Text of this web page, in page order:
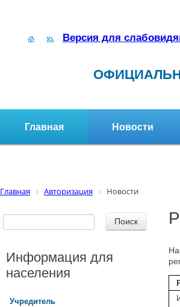
Версия для
Главная Новости
Главная Авторизация Новости
Информация для
населения
Учредитель